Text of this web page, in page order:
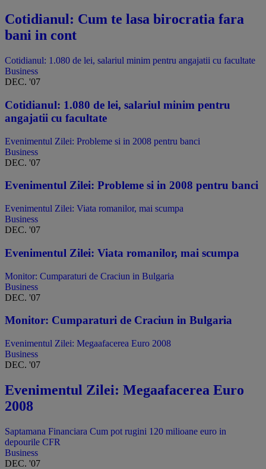
Cotidianul: Cum te lasa birocratia fara
bani in cont
Cotidianul: 1.080 de lei, salariul minim pentru angajatii cu facultate
Business
DEC. '07
Cotidianul: 1.080 de lei, salariul minim pentru
angajatii cu facultate
Evenimentul Zilei: Probleme si in 2008 pentru banci
Business
DEC. '07
Evenimentul Zilei: Probleme si in 2008 pentru banci
Evenimentul Zilei: Viata romanilor, mai scumpa
Business
DEC. '07
Evenimentul Zilei: Viata romanilor, mai scumpa
Monitor: Cumparaturi de Craciun in Bulgaria
Business
DEC. '07
Monitor: Cumparaturi de Craciun in Bulgaria
Evenimentul Zilei: Megaafacerea Euro 2008
Business
DEC. '07
Evenimentul Zilei: Megaafacerea Euro
2008
Saptamana Financiara Cum pot rugini 120 milioane euro in
depourile CFR
Business
DEC. '07